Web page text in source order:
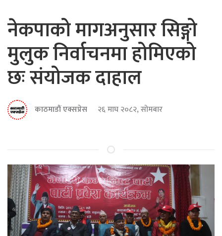
नेकपाको मागअनुसार सिङ्गो
मुलुक निर्वाचनमा होमिएको
छः संयोजक दाहाल
काठमाडौं एक्सप्रेस २६ माघ २०८२, सोमबार